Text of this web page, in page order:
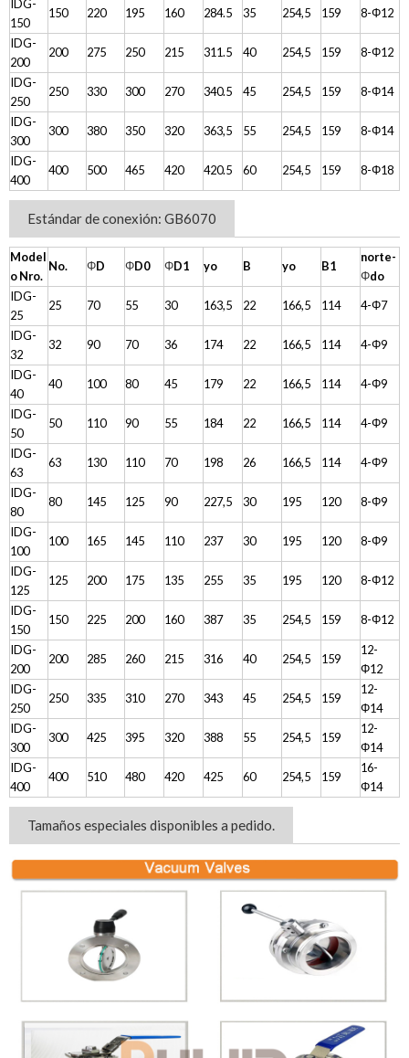
IDG-
150
150 220 195 160 284.5 35 254,5 159 8-Φ12
IDG-
200
200 275 250 215 311.5 40 254,5 159 8-Φ12
IDG-
250
250 330 300 270 340.5 45 254,5 159 8-Φ14
IDG-
300
300 380 350 320 363,5 55 254,5 159 8-Φ14
IDG-
400
400 500 465 420 420.5 60 254,5 159 8-Φ18
Estándar de conexión: GB6070
Model
o Nro.
No. ΦD ΦD0 ΦD1 yo B yo B1
norte-
Φdo
IDG-
25
25 70 55 30 163,5 22 166,5 114 4-Φ7
IDG-
32
32 90 70 36 174 22 166,5 114 4-Φ9
IDG-
40
40 100 80 45 179 22 166,5 114 4-Φ9
IDG-
50
50 110 90 55 184 22 166,5 114 4-Φ9
IDG-
63
63 130 110 70 198 26 166,5 114 4-Φ9
IDG-
80
80 145 125 90 227,5 30 195 120 8-Φ9
IDG-
100
100 165 145 110 237 30 195 120 8-Φ9
IDG-
125
125 200 175 135 255 35 195 120 8-Φ12
IDG-
150
150 225 200 160 387 35 254,5 159 8-Φ12
IDG-
200
200 285 260 215 316 40 254,5 159
12-
Φ12
IDG-
250
250 335 310 270 343 45 254,5 159
12-
Φ14
IDG-
300
300 425 395 320 388 55 254,5 159
12-
Φ14
IDG-
400
400 510 480 420 425 60 254,5 159
16-
Φ14
Tamaños especiales disponibles a pedido.